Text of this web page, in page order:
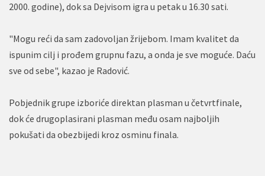
2000. godine), dok sa Dejvisom igra u petak u 16.30 sati.
"Mogu reći da sam zadovoljan žrijebom. Imam kvalitet da
ispunim cilj i prođem grupnu fazu, a onda je sve moguće. Daću
sve od sebe", kazao je Radović.
Pobjednik grupe izboriće direktan plasman u četvrtfinale,
dok će drugoplasirani plasman među osam najboljih
pokušati da obezbijedi kroz osminu finala.